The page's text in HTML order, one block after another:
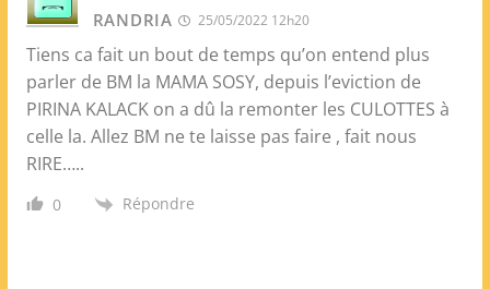
RANDRIA 25/05/2022 12h20
Tiens ca fait un bout de temps qu’on entend plus
parler de BM la MAMA SOSY, depuis l’eviction de
PIRINA KALACK on a dû la remonter les CULOTTES à
celle la. Allez BM ne te laisse pas faire , fait nous
RIRE…..
0 Répondre